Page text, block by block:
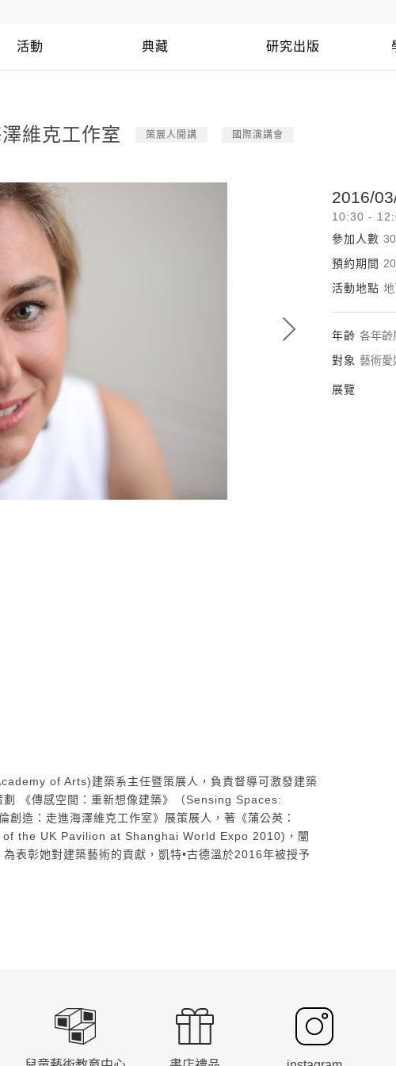
活動 典藏 研究出版
維克工作室 策展人開講 國際演講會
of Arts)建築系主任暨策展人，負責督導可激發建築
《傳感空間：重新想像建築》
（Sensing Spaces:
創造：走進海澤維克工作室》展策展人， 著《蒲公英：
the UK Pavilion at Shanghai World Expo 2010) ，闡
表彰她對建築藝術的貢獻，凱特•古德溫於2016年被授予
2016/
10:30 -
參加人數
預約期間
活動地點
年齡 各年齡
對象 藝術愛
展覽